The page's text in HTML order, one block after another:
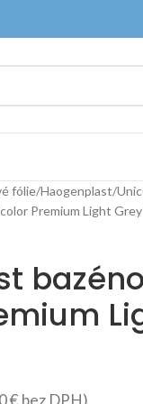
fólie Haogenplast
Premium Light Grey
€ bez DPH)